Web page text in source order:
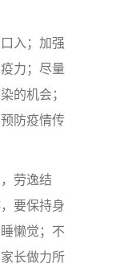
入；加强
力；尽量
的机会；
防疫情传
劳逸结
要保持身
懒觉；不
长做力所